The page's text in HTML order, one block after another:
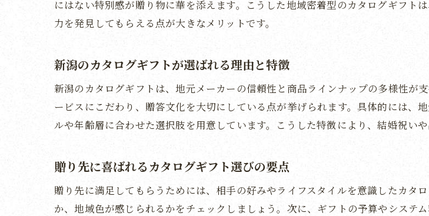
カタログギフトメーカー選びで
口コミや会社概要からメーカー
新潟の信頼できるカタログギフ
カタログギフトメーカーを比較
カタログギフトメーカー情報の
価格やシステム料をしっかり比較す
カタログギフトの価格帯と内
にはない特別感が贈り物に華を添えます。こうした地域密着型のカタログギフト
力を発見してもらえる点が大きなメリットです。
新潟のカタログギフトが選ばれる理由と特徴
新潟のカタログギフトは、地元メーカーの信頼性と商品ラインナップの多様性が
ービスにこだわり、贈答文化を大切にしている点が挙げられます。具体的には、
ルや年齢層に合わせた選択肢を用意しています。こうした特徴により、結婚祝い
贈り先に喜ばれるカタログギフト選びの要点
贈り先に満足してもらうためには、相手の好みやライフスタイルを意識したカタ
か、地域色が感じられるかをチェックしましょう。次に、ギフトの予算やシステ